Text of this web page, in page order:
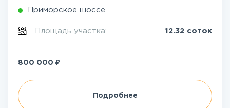
Приморское шоссе
Площадь участка: 12.32 соток
800 000 ₽
Подробнее